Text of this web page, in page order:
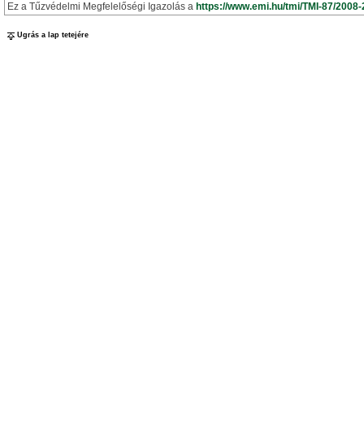
Ez a Tűzvédelmi Megfelelőségi Igazolás a https://www.emi.hu/tmi/TMI-87/2008-
Ugrás a lap tetejére